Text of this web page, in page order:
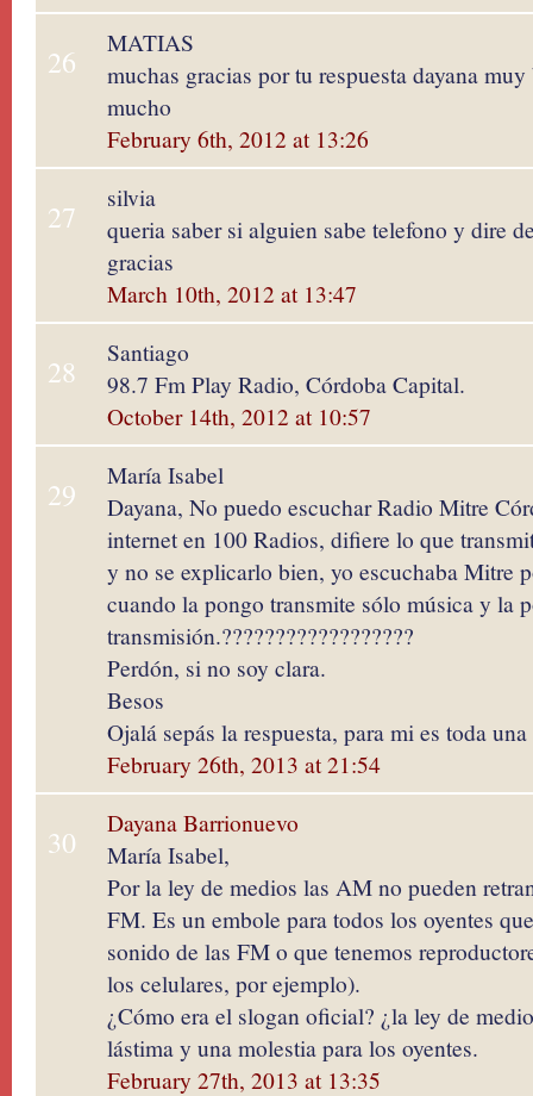
26
MATIAS
muchas gracias por tu respuesta dayana
mucho
February 6th, 2012 at 13:26
27
silvia
queria saber si alguien sabe telefono y dire
gracias
March 10th, 2012 at 13:47
28
Santiago
98.7 Fm Play Radio, Córdoba Capital.
October 14th, 2012 at 10:57
29
María Isabel
Dayana, No puedo escuchar Radio Mitre
internet en 100 Radios, difiere lo que
y no se explicarlo bien, yo escuchaba Mitre
cuando la pongo transmite sólo música y la
transmisión.??????????????????
Perdón, si no soy clara.
Besos
Ojalá sepás la respuesta, para mi es toda
February 26th, 2013 at 21:54
30
Dayana Barrionuevo
María Isabel,
Por la ley de medios las AM no pueden
FM. Es un embole para todos los oyentes
sonido de las FM o que tenemos
los celulares, por ejemplo).
¿Cómo era el slogan oficial? ¿la ley de
lástima y una molestia para los oyentes.
February 27th, 2013 at 13:35